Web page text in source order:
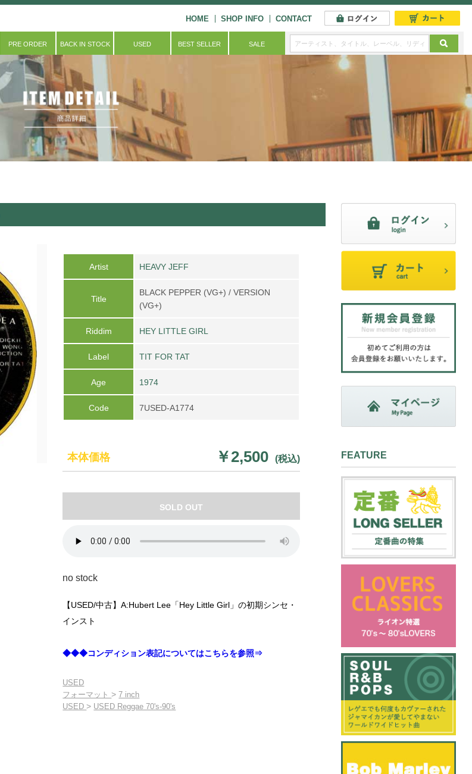
HOME SHOP INFO CONTACT
PRE ORDER BACK IN STOCK USED BEST SELLER SALE
Artist HEAVY JEFF
Title
BLACK PEPPER (VG+) / VERSION
(VG+)
Riddim HEY LITTLE GIRL
Label TIT FOR TAT
Age 1974
Code 7USED-A1774
本体価格 ￥2,500 (税込)
SOLD OUT
no stock
【USED/中古】A:Hubert Lee「Hey Little Girl」の初期シンセ・
インスト
◆◆◆コンディション表記についてはこちらを参照⇒
USED
フォーマット>7 inch
USED> USED Reggae 70's-90's
FEATURE